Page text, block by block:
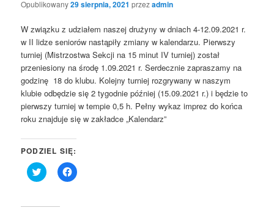
Opublikowany29 sierpnia, 2021 przezadmin
W związku z udziałem naszej drużyny w dniach 4-12.09.2021 r.
w II lidze seniorów nastąpiły zmiany w kalendarzu. Pierwszy
turniej (Mistrzostwa Sekcji na 15 minut IV turniej) został
przeniesiony na środę 1.09.2021 r. Serdecznie zapraszamy na
godzinę 18 do klubu. Kolejny turniej rozgrywany w naszym
klubie odbędzie się 2 tygodnie później (15.09.2021 r.) i będzie to
pierwszy turniej w tempie 0,5 h. Pełny wykaz imprez do końca
roku znajduje się w zakładce „Kalendarz”
PODZIEL SIĘ:
Click
to
(Opens
Click
to